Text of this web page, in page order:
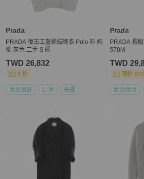
Prada
PRADA 復古工藝抓絨衛衣 Polo 衫 純
棉 灰色 二手 S 碼
TWD 26,832
9 折
狀況良好 日本 免運
Prada
PRADA 長
570M
TWD
現折 800
狀況尚可